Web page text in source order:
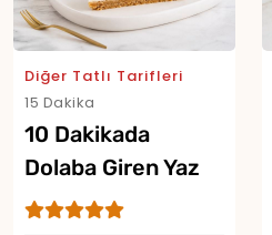
Diğer Tatlı Tarifleri
15 Dakika
10 Dakikada
Dolaba Giren Yaz
Tatlısı Tarifi